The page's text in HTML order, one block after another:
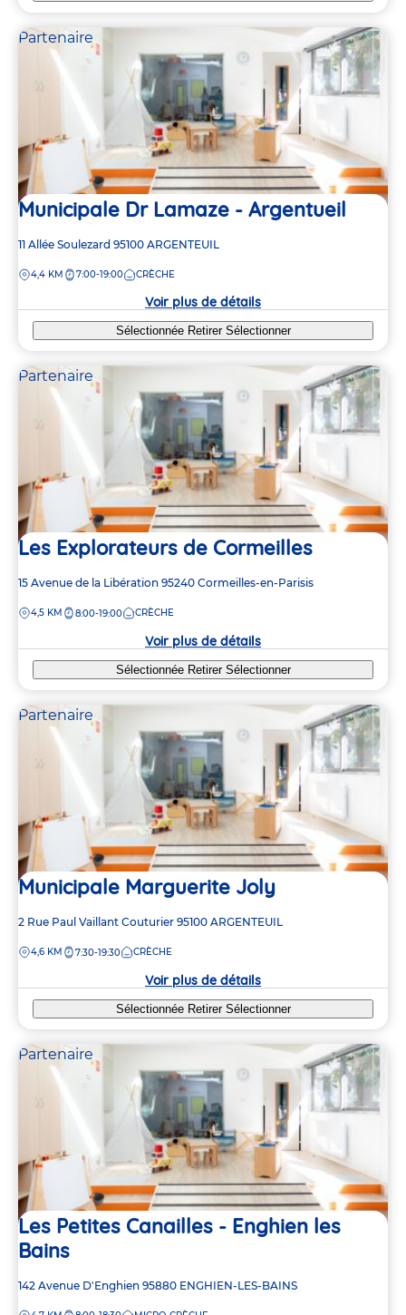
Partenaire
Municipale Dr Lamaze - Argentueil
Adresse
la
11 Allée Soulezard 95100 ARGENTEUIL
DISTANCE
4,4 KM 7:00-19:00 CRÈCHE
Voir plus de détails
Sélectionnée Retirer Sélectionner
Partenaire
Les Explorateurs de Cormeilles
Adresse
la
15 Avenue de la Libération 95240 Cormeilles-en-Parisis
DISTANCE
4,5 KM 8:00-19:00 CRÈCHE
Voir plus de détails
Sélectionnée Retirer Sélectionner
Partenaire
Municipale Marguerite Joly
Adresse
la
2 Rue Paul Vaillant Couturier 95100 ARGENTEUIL
DISTANCE
4,6 KM 7:30-19:30 CRÈCHE
Voir plus de détails
Sélectionnée Retirer Sélectionner
Partenaire
Les Petites Canailles - Enghien les
Bains
Adresse
142 Avenue D'Enghien 95880 ENGHIEN-LES-BAINS